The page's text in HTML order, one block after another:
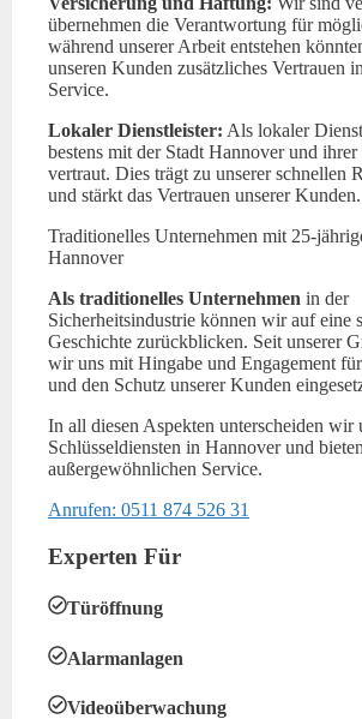
übernehmen die Verantwortung für
während unserer Arbeit entstehen
unseren Kunden zusätzliches Vertrauen
Service.
Lokaler Dienstleister: Als lokaler
bestens mit der Stadt Hannover und
vertraut. Dies trägt zu unserer schnellen
und stärkt das Vertrauen unserer Kunden.
Traditionelles Unternehmen mit 25-
Hannover
Als traditionelles Unternehmen in der
Sicherheitsindustrie können wir auf eine
Geschichte zurückblicken. Seit unserer
wir uns mit Hingabe und Engagement
und den Schutz unserer Kunden
In all diesen Aspekten unterscheiden wir
Schlüsseldiensten in Hannover und
außergewöhnlichen Service.
Anrufen: 0511 874 526 31
Experten Für
Türöffnung
Alarmanlagen
Videoüberwachung